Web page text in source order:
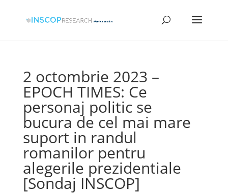
2 octombrie 2023 –
EPOCH TIMES: Ce
personaj politic se
bucura de cel mai mare
suport in randul
romanilor pentru
alegerile prezidentiale
[Sondaj INSCOP]